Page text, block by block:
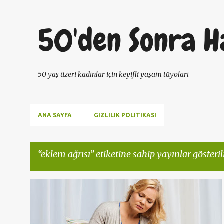
50'den Sonra
50 yaş üzeri kadınlar için keyifli yaşam tüyoları
ANA SAYFA GIZLILIK POLITIKASI
eklem ağrısı etiketine sahip yayınlar
DIZ AĞRILARI DIZ EGZERSIZLERI
EKLEM ILTIHABI SAĞLIK